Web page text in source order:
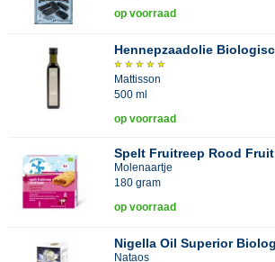
op voorraad
Hennepzaadolie
Mattisson
500 ml
op voorraad
Spelt Fruitreep Rood
Molenaartje
180 gram
op voorraad
Nigella Oil Superior
Nataos